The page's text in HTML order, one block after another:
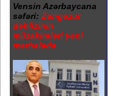
Vensin Azərbaycana
səfəri: Zəngəzur
dəhlizinin
müzakirələri yeni
mərhələdə